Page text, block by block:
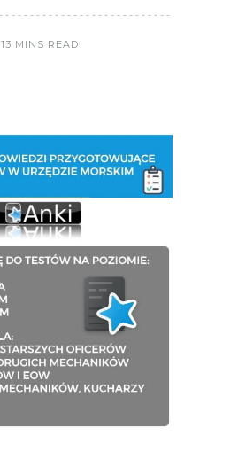
13 MINS READ